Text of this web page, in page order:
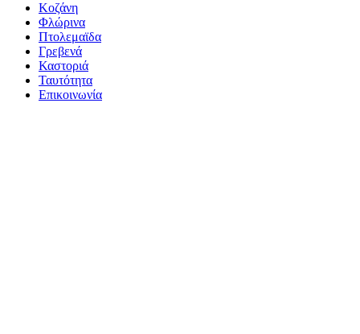
Κοζάνη
Φλώρινα
Πτολεμαϊδα
Γρεβενά
Καστοριά
Ταυτότητα
Επικοινωνία